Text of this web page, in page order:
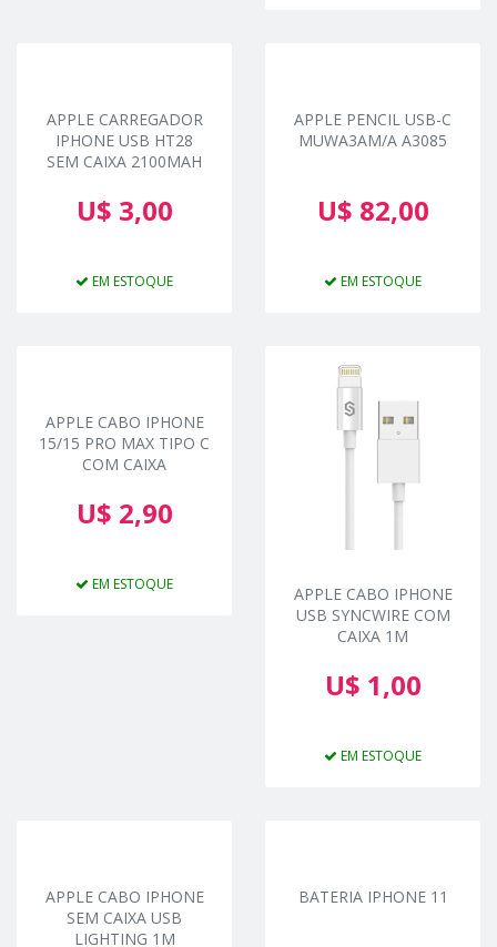
APPLE CARREGADOR
IPHONE USB HT28
SEM CAIXA 2100MAH
U$ 3,00
EM ESTOQUE
APPLE PENCIL USB-C
MUWA3AM/A A3085
U$ 82,00
EM ESTOQUE
APPLE CABO IPHONE
15/15 PRO MAX TIPO C
COM CAIXA
U$ 2,90
EM ESTOQUE
APPLE CABO IPHONE
USB SYNCWIRE COM
CAIXA 1M
U$ 1,00
EM ESTOQUE
APPLE CABO IPHONE
SEM CAIXA USB
LIGHTING 1M
BATERIA IPHONE 11